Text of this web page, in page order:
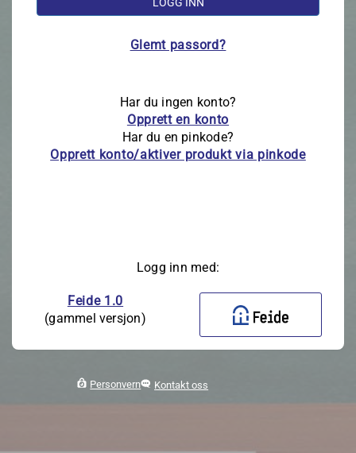
Glemt passord?
Har du ingen konto?
Opprett en konto
Har du en pinkode?
Opprett konto/aktiver produkt via pinkode
Logg inn med:
Feide 1.0
(gammel versjon)
Personvern Kontakt oss